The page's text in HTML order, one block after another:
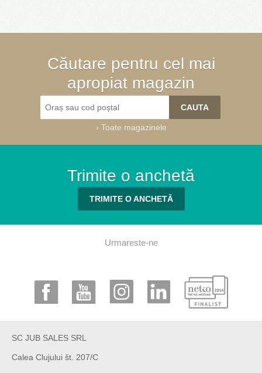
Căutare pentru cel mai
apropiat magazin
› Toate magazinele
Trimite o anchetă
TRIMITE O ANCHETĂ
Urmareste-ne
SC JUB SALES SRL
Calea Clujului št. 207/C